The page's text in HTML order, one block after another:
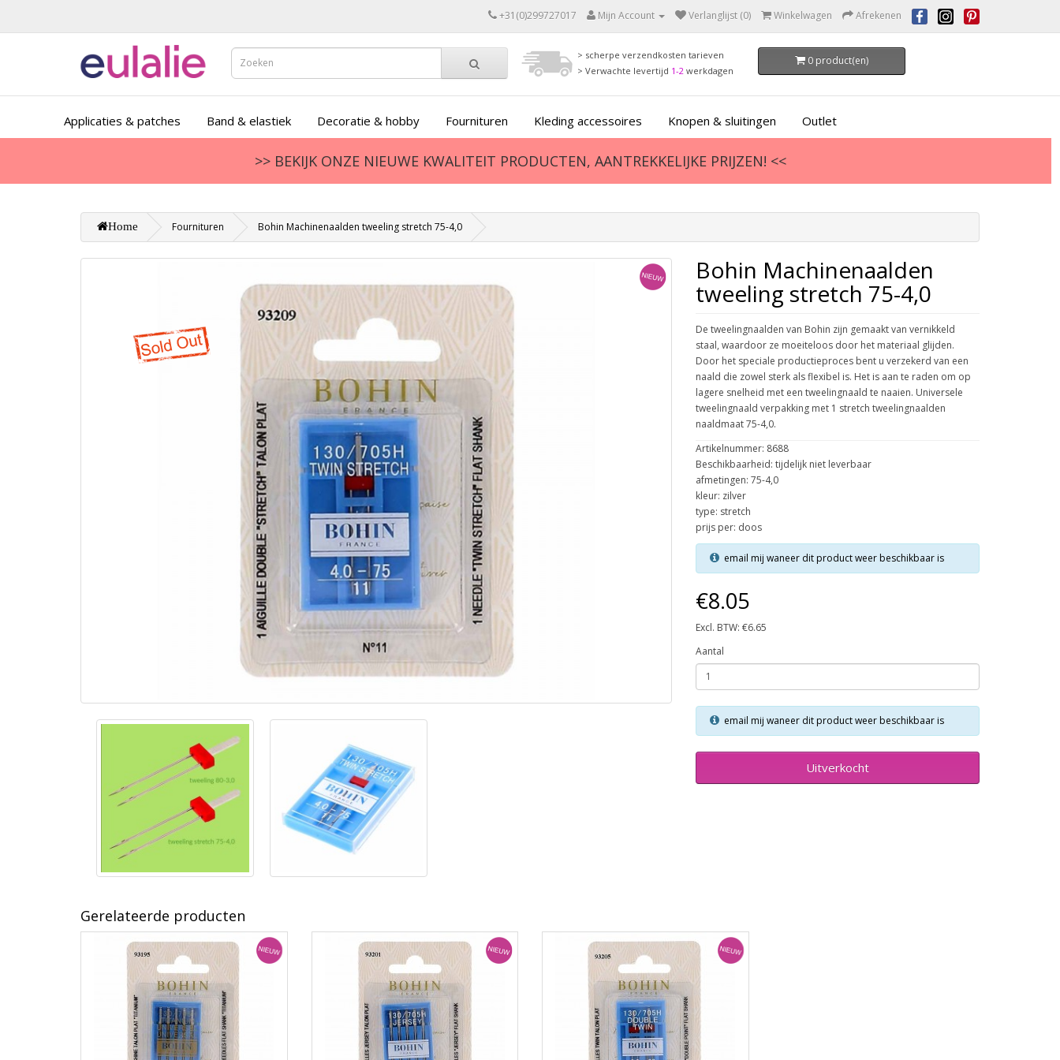
+31(0)299727017 Mijn Account Verlanglijst (0) Winkelwagen Afrekenen
> scherpe verzendkosten tarieven
> Verwachte levertijd 1-2werkdagen
0 product(en)
Applicaties & patches Band & elastiek Decoratie & hobby Fournituren Kleding accessoires Knopen & sluitingen Outlet
>> BEKIJK ONZE NIEUWE KWALITEIT PRODUCTEN, AANTREKKELIJKE PRIJZEN! <<
Home Fournituren Bohin Machinenaalden tweeling stretch 75-4,0
Bohin Machinenaalden
tweeling stretch 75-4,0
De tweelingnaalden van Bohin zijn gemaakt van vernikkeld
staal, waardoor ze moeiteloos door het materiaal glijden.
Door het speciale productieproces bent u verzekerd van een
naald die zowel sterk als flexibel is. Het is aan te raden om op
lagere snelheid met een tweelingnaald te naaien. Universele
tweelingnaald verpakking met 1 stretch tweelingnaalden
naaldmaat 75-4,0.
Artikelnummer: 8688
Beschikbaarheid: tijdelijk niet leverbaar
afmetingen: 75-4,0
kleur: zilver
type: stretch
prijs per: doos
email mij waneer dit product weer beschikbaar is
€8.05
Excl. BTW: €6.65
Aantal
email mij waneer dit product weer beschikbaar is
Uitverkocht
Gerelateerde producten